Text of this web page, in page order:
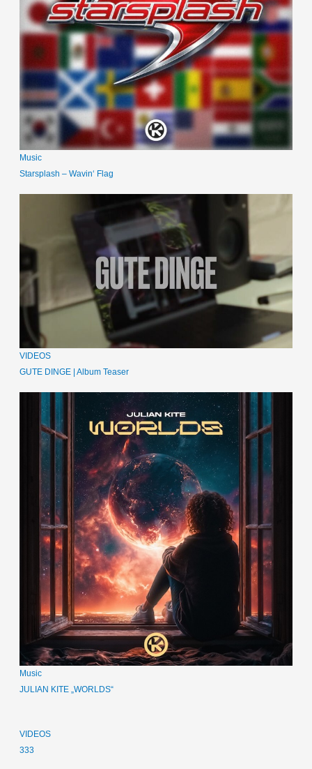
Music
Starsplash – Wavin‘ Flag
VIDEOS
GUTE DINGE | Album Teaser
Music
JULIAN KITE „WORLDS“
VIDEOS
333